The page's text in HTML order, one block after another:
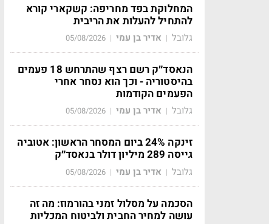
המחלוקת בפד מחריפה: קשקארי קורא
להתחיל להעלות את הריבית
גלובל | אדיר בן עמי |
05/08/2026
הנאסד״ק רשם רצף שהתרחש 18 פעמים
בהיסטוריה - וכך הוא נסחר אחרי
הפעמים הקודמות
גלובל | אדיר בן עמי |
05/08/2026
זינקה 24% ביום המסחר הראשון: אטוביה
גייסה 289 מיליון דולר בנאסד״ק
גלובל | אדיר בן עמי |
05/08/2026
הסכמה על מסלול זמני בהורמוז: מה זה
עושה למחיר החבית ולביטוח המכליות